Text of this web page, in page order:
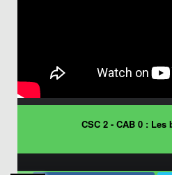
CSC 2 - CAB 0 : Les